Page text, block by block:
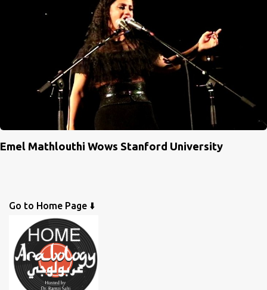
Emel Mathlouthi Wows Stanford University
Go to Home Page ⬇️